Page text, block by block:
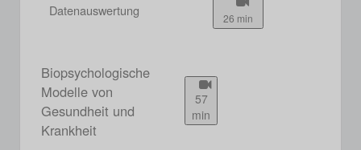
Datenauswertung 26 min
Biopsychologische
Modelle von
Gesundheit und
Krankheit
57
min